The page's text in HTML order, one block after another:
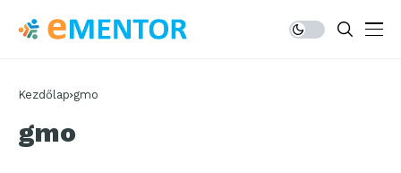
Kezdőlap gmo
gmo